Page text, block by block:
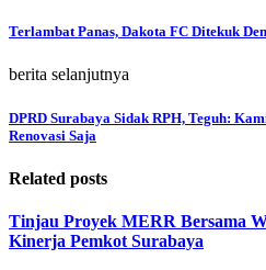
Terlambat Panas, Dakota FC Ditekuk
berita selanjutnya
DPRD Surabaya Sidak RPH, Teguh:
Renovasi Saja
Related posts
Tinjau Proyek MERR Bersama
Kinerja Pemkot Surabaya